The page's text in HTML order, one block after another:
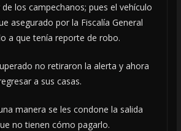
los campechanos; pues el vehículo
asegurado por la Fiscalía General
a que tenía reporte de robo.
no retiraron la alerta y ahora
a sus casas.
manera se les condone la salida
no tienen cómo pagarlo.